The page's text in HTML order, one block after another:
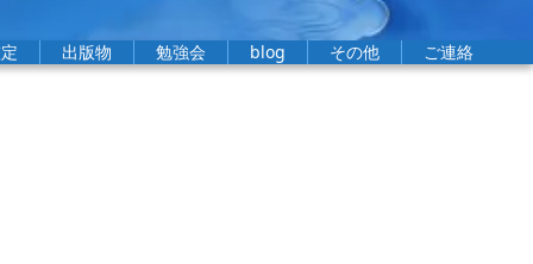
出版物 勉強会 blog その他 ご連絡